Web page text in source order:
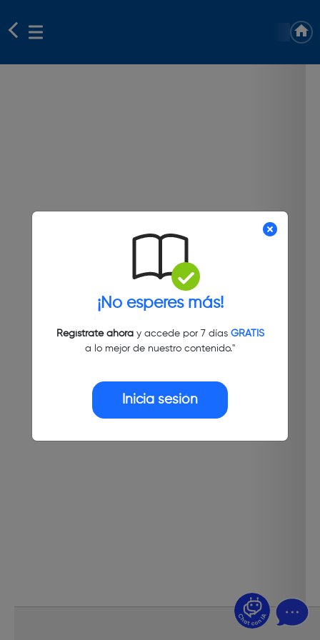
¡No esperes más!
Regístrate ahoray accede por 7 días GRATIS
a lo mejor de nuestro contenido."
Inicia sesión